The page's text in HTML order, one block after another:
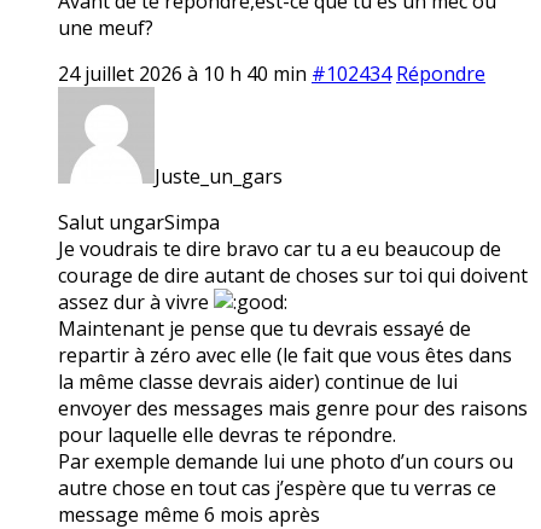
une meuf?
24 juillet 2026 à 10 h 40 min #102434 Répondre
Juste_un_gars
Salut ungarSimpa
Je voudrais te dire bravo car tu a eu beaucoup de
courage de dire autant de choses sur toi qui doivent
assez dur à vivre
Maintenant je pense que tu devrais essayé de
repartir à zéro avec elle (le fait que vous êtes dans
la même classe devrais aider) continue de lui
envoyer des messages mais genre pour des raisons
pour laquelle elle devras te répondre.
Par exemple demande lui une photo d’un cours ou
autre chose en tout cas j’espère que tu verras ce
message même 6 mois après